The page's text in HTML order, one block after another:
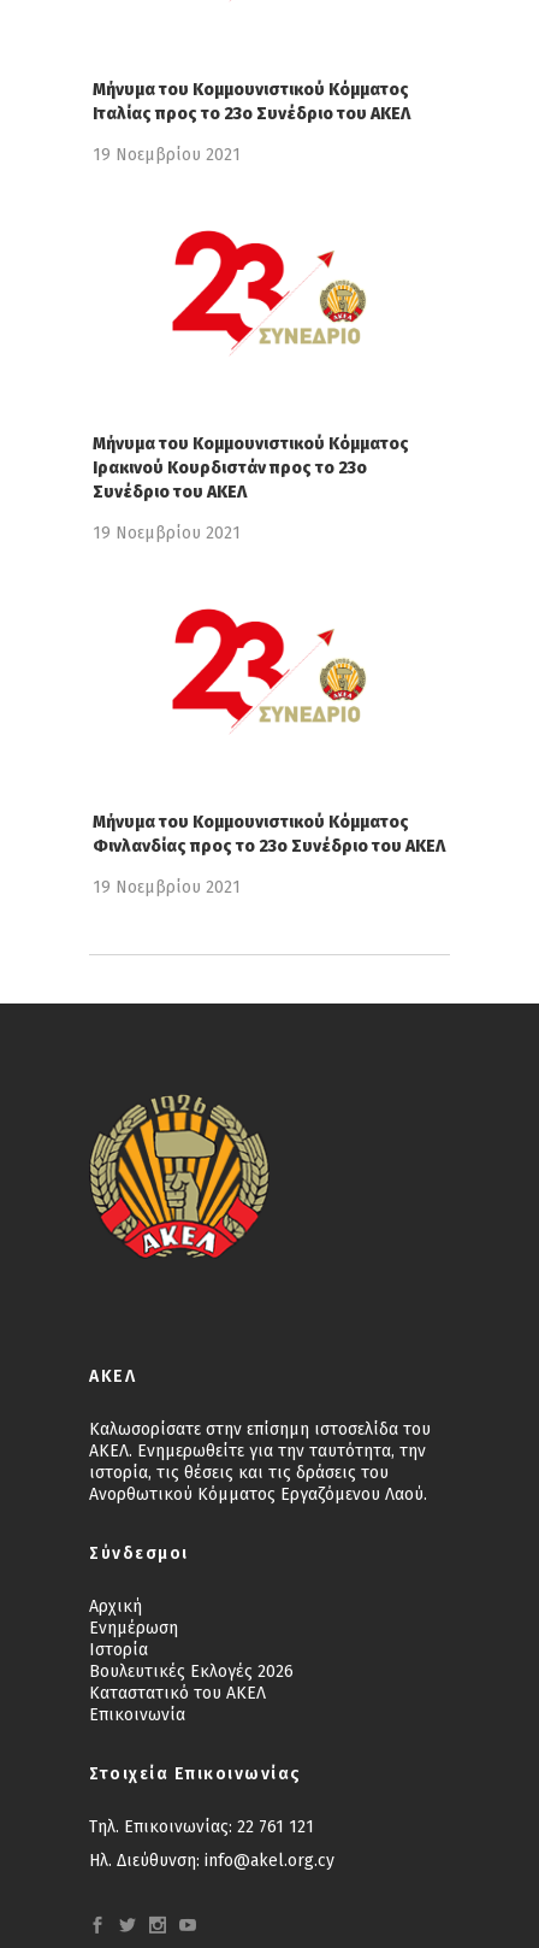
Μήνυμα του Κομμουνιστικoύ Κόμματος
Ιταλίας προς το 23ο Συνέδριο του ΑΚΕΛ
19 Νοεμβρίου 2021
Μήνυμα του Κομμουνιστικoύ Κόμματος
Ιρακινού Κουρδιστάν προς το 23ο
Συνέδριο του ΑΚΕΛ
19 Νοεμβρίου 2021
Μήνυμα του Κομμουνιστικoύ Κόμματος
Φινλανδίας προς το 23ο Συνέδριο του ΑΚΕΛ
19 Νοεμβρίου 2021
ΑΚΕΛ
Καλωσορίσατε στην επίσημη ιστοσελίδα του
ΑΚΕΛ. Ενημερωθείτε για την ταυτότητα, την
ιστορία, τις θέσεις και τις δράσεις του
Ανορθωτικού Κόμματος Εργαζόμενου Λαού.
Σύνδεσμοι
Αρχική
Ενημέρωση
Ιστορία
Βουλευτικές Εκλογές 2026
Καταστατικό του ΑΚΕΛ
Επικοινωνία
Στοιχεία Επικοινωνίας
Τηλ. Επικοινωνίας: 22 761 121
Ηλ. Διεύθυνση: info@akel.org.cy